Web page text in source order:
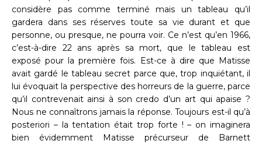
considère pas comme terminé mais un tableau qu’il
gardera dans ses réserves toute sa vie durant et que
personne, ou presque, ne pourra voir. Ce n’est qu’en 1966,
c’est-à-dire 22 ans après sa mort, que le tableau est
exposé pour la première fois. Est-ce à dire que Matisse
avait gardé le tableau secret parce que, trop inquiétant, il
lui évoquait la perspective des horreurs de la guerre, parce
qu’il contrevenait ainsi à son credo d’un art qui apaise ?
Nous ne connaîtrons jamais la réponse. Toujours est-il qu’à
posteriori – la tentation était trop forte ! – on imaginera
bien évidemment Matisse précurseur de Barnett